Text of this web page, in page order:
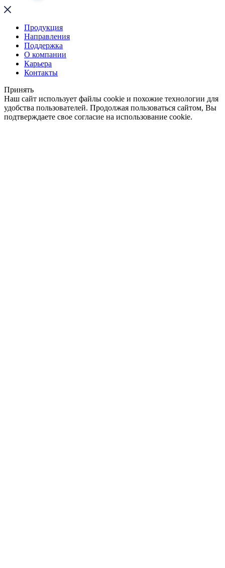
Продукция
Направления
Поддержка
О компании
Карьера
Контакты
Принять
Наш сайт использует файлы cookie и похожие технологии для
удобства пользователей. Продолжая пользоваться сайтом, Вы
подтверждаете свое согласие на использование cookie.